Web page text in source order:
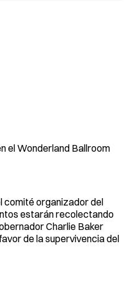
el Wonderland Ballroom
comité organizador del
estarán recolectando
Charlie Baker
de la supervivencia del